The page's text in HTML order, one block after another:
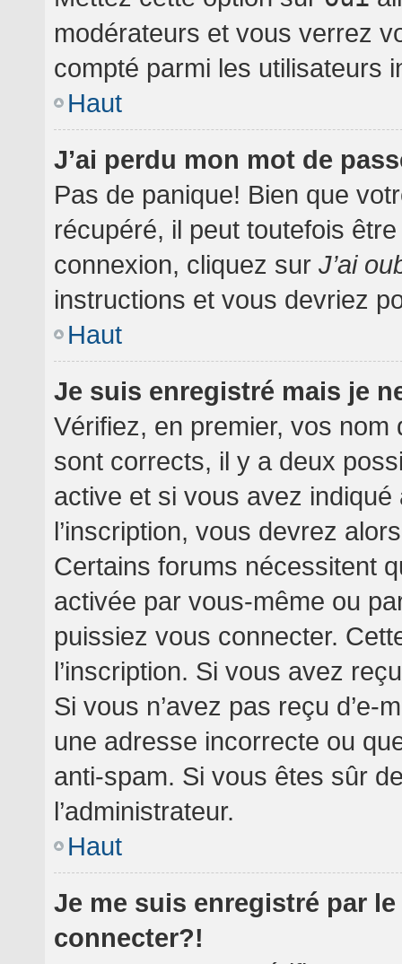
modérateurs et vous verrez
compté parmi les utilisateurs
Haut
J’ai perdu mon mot de
Pas de panique! Bien que
récupéré, il peut toutefois
connexion, cliquez sur J’ai
instructions et vous devriez
Haut
Je suis enregistré mais je
Vérifiez, en premier, vos nom
sont corrects, il y a deux
active et si vous avez
l’inscription, vous devrez
Certains forums nécessitent
activée par vous-même ou
puissiez vous connecter.
l’inscription. Si vous avez
Si vous n’avez pas reçu d’e-
une adresse incorrecte ou
anti-spam. Si vous êtes sûr
l’administrateur.
Haut
Je me suis enregistré par
connecter?!